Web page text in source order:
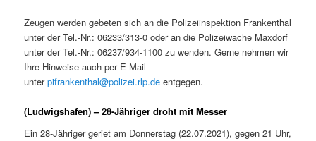
Zeugen werden gebeten sich an die Polizeiinspektion Frankenthal
unter der Tel.-Nr.: 06233/313-0 oder an die Polizeiwache Maxdorf
unter der Tel.-Nr.: 06237/934-1100 zu wenden. Gerne nehmen wir
Ihre Hinweise auch per E-Mail
unterpifrankenthal@polizei.rlp.de entgegen.
(Ludwigshafen) – 28-Jähriger droht mit Messer
Ein 28-Jähriger geriet am Donnerstag (22.07.2021), gegen 21 Uhr,